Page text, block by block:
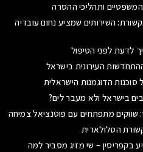
ותהליכי ההסרה
השירותים שמציע נחום עובדיה
לדעת לפני הטיפול
העירונית בישראל
הדוגמנות הישראלית
בישראל ולא מעבר לים?
שווקים מתפתחים עם פוטנציאל צמיחה
הסלולארית
בקפריסין – שי מזיג מסביר למה